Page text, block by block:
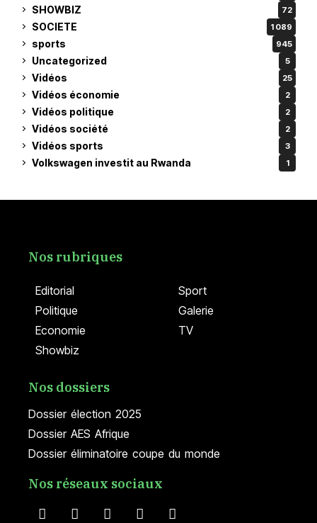
SHOWBIZ 72
SOCIETE 1 089
sports 945
Uncategorized 5
Vidéos 25
Vidéos économie 2
Vidéos politique 2
Vidéos société 2
Vidéos sports 3
Volkswagen investit au Rwanda 1
Editorial
Politique
Economie
Showbiz
Sport
Galerie
TV
Nos rubriques
Dossier élection 2025
Dossier AES Afrique
Dossier éliminatoire coupe du monde
Nos dossiers
Nos réseaux sociaux